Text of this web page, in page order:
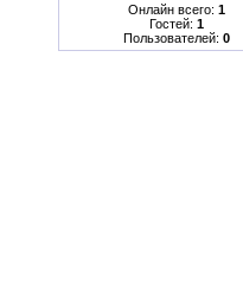
Онлайн всего: 1
Гостей: 1
Пользователей: 0